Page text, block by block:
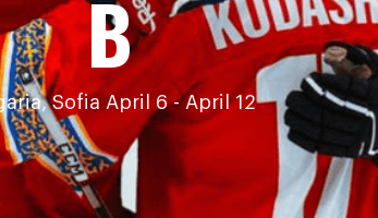
BUY TICKETS